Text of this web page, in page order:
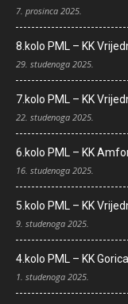
7. prosinca 2025.
8.kolo PML – KK
29. studenoga 2025.
7.kolo PML – KK
22. studenoga 2025.
6.kolo PML – KK
16. studenoga 2025.
5.kolo PML – KK
9. studenoga 2025.
4.kolo PML – KK
1. studenoga 2025.